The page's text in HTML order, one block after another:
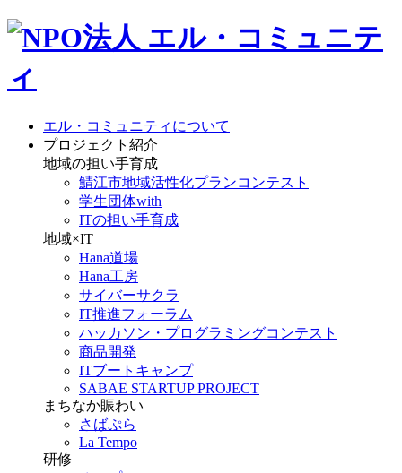
エル・コミュニティについて
プロジェクト紹介
地域の担い手育成
鯖江市地域活性化プランコンテスト
学生団体with
ITの担い手育成
地域×IT
Hana道場
Hana工房
サイバーサクラ
IT推進フォーラム
ハッカソン・プログラミングコンテスト
商品開発
ITブートキャンプ
SABAE STARTUP PROJECT
まちなか賑わい
さばぷら
La Tempo
研修